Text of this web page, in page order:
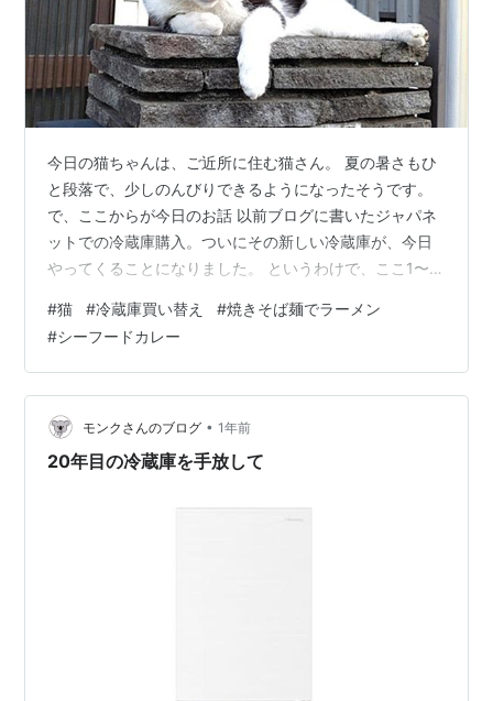
今日の猫ちゃんは、ご近所に住む猫さん。 夏の暑さもひ
と段落で、少しのんびりできるようになったそうです。
で、ここからが今日のお話 以前ブログに書いたジャパネ
ットでの冷蔵庫購入。ついにその新しい冷蔵庫が、今日
やってくることになりました。 というわけで、ここ1〜2
果、ちょっと食べすぎて、体重が増えてしまったのは内
緒です。😭 昨日は、冷蔵庫の食材を使い切る“最後の晩
餐”の日。お昼はシーフードカレーを作りました。 材料
は、冷凍庫に眠っていたご飯、業務スーパーで買った使
いかけのシーフード、そして冷蔵庫の玉ねぎ。昼間はひ
とりだったので、一人分だけ作って食べ…
#猫 #冷蔵庫買い替え #焼きそば麺でラーメン
#シーフードカレー
モンクさんのブログ • 1年前
20年目の冷蔵庫を手放して